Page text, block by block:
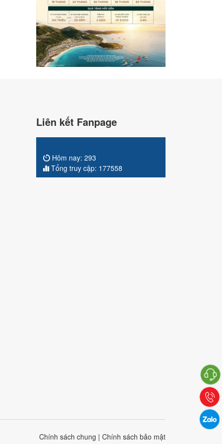
Liên kết Fanpage
Hôm nay: 293
Tổng truy cập: 177558
Chính sách chung | Chính sách bảo mật